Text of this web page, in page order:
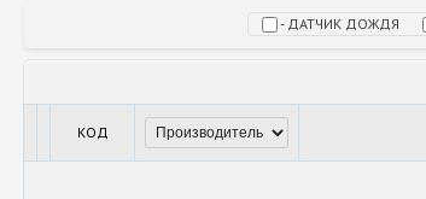
- ДАТЧИК ДОЖДЯ
КОД